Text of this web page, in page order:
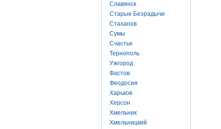
Славянск
Старые Безрадычи
Стаханов
Сумы
Счастье
Тернополь
Ужгород
Фастов
Феодосия
Харьков
Херсон
Хмельник
Хмельницкий